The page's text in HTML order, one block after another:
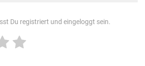
Du registriert und eingeloggt sein.